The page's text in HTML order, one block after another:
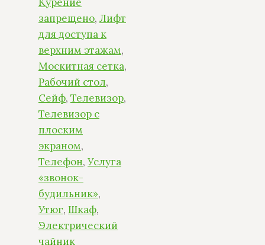
запрещено, Лифт
для доступа к
верхним этажам,
Москитная сетка,
Рабочий стол,
Сейф, Телевизор,
Телевизор с
плоским
экраном,
Телефон, Услуга
«звонок-
будильник»,
Утюг, Шкаф,
Электрический
чайник